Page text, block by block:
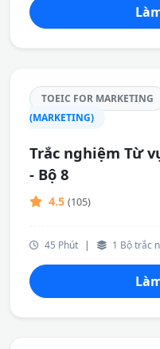
TOEIC FOR MARKETING
(MARKETING)
Trắc nghiệm Từ
- Bộ 8
4.5 (105)
45 Phút | 1 Bộ trắc